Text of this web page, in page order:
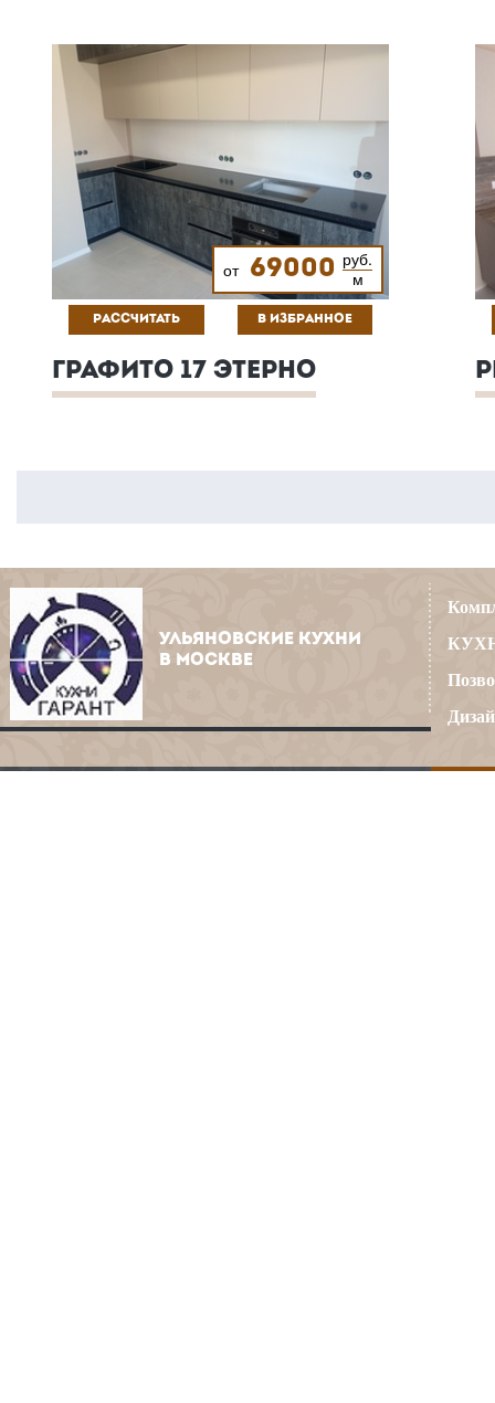
от 69000 руб.
м
РАССЧИТАТЬ В ИЗБРАННОЕ
ГРАФИТО 17 ЭТЕРНО
УЛЬЯНОВСКИЕ КУХНИ
В МОСКВЕ